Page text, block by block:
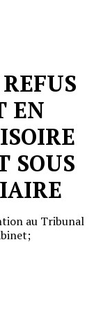
REFUS
EN
SOUS
au Tribunal
;